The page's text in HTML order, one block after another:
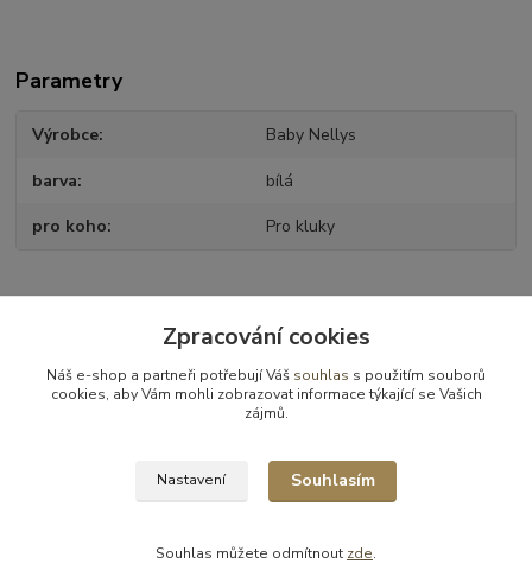
Parametry
Výrobce Baby Nellys
barva bílá
pro koho Pro kluky
Zboží zařazeno v kategoriích
Postýlky - příslušenství
Povlečení
Zpracování cookies
Náš e-shop a partneři potřebují Váš souhlas s použitím souborů
cookies, aby Vám mohli zobrazovat informace týkající se Vašich
zájmů.
Nastavení Souhlasím
Souhlas můžete odmítnout zde.